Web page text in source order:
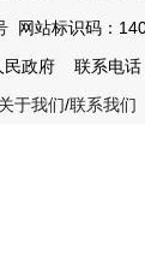
网站标识码：
民政府 联系电
关于我们/联系我们